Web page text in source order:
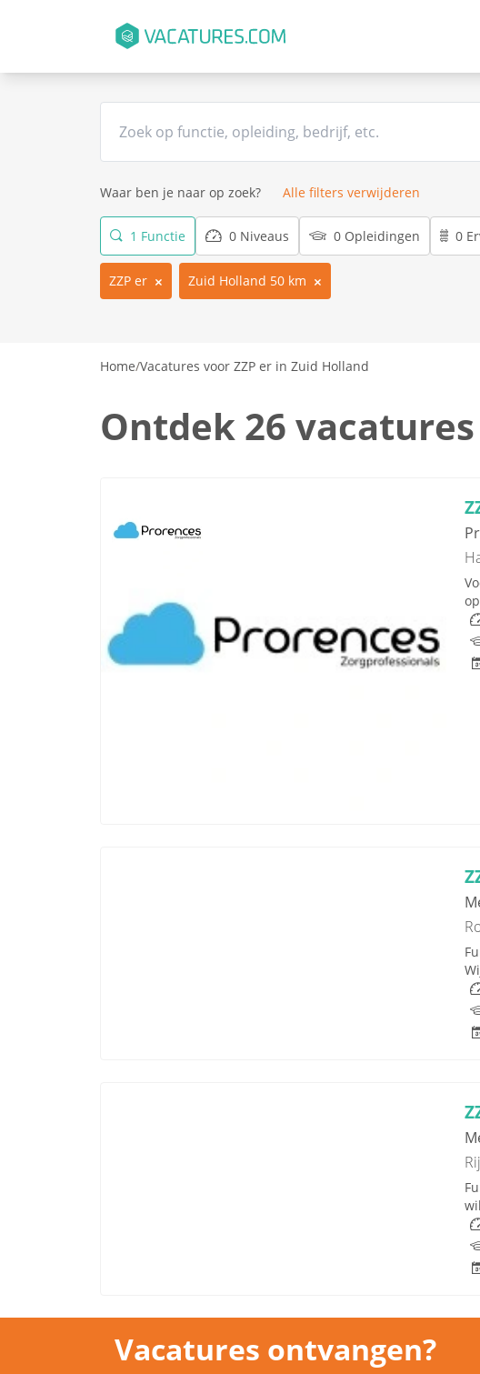
Waar ben je naar op zoek? Alle filters verwijderen
1 Functie 0 Niveaus 0 Opleidingen 0
ZZP er Zuid Holland 50 km
Home/Vacatures voor ZZP er in Zuid Holland
Ontdek 26 vacatures
Vacatures ontvangen?